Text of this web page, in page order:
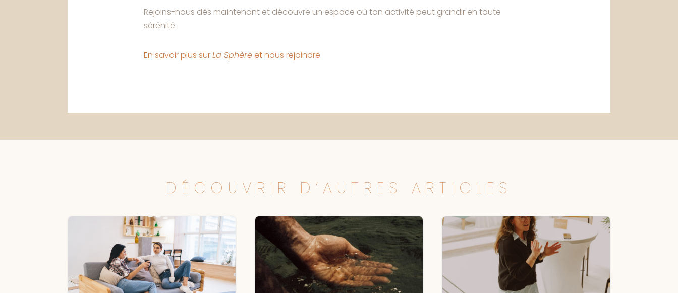
Rejoins-nous dès maintenant et découvre un espace où ton activité peut grandir en toute
sérénité.
En savoir plus surLa Sphèreet nous rejoindre
DÉCOUVRIR D’AUTRES ARTICLES